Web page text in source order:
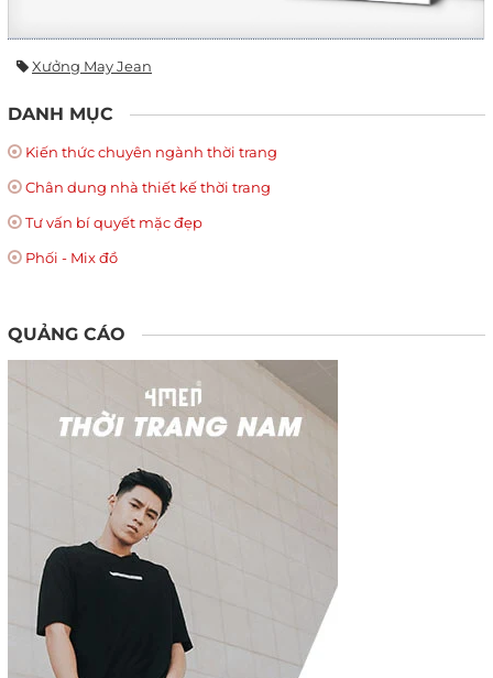
Xưởng May Jean
DANH MỤC
Kiến thức chuyên ngành thời trang
Chân dung nhà thiết kế thời trang
Tư vấn bí quyết mặc đẹp
Phối - Mix đồ
QUẢNG CÁO